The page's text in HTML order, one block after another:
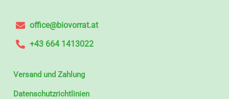
office@biovorrat.at
+43 664 1413022
Versand und Zahlung
Datenschutzrichtlinien